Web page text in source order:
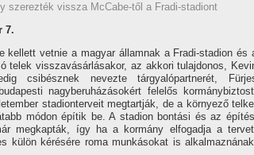
szerezték vissza McCabe-től a Fradi-stadiont
7.
kellett vetnie a magyar államnak a Fradi-stadion és
telek visszavásárlásakor, az akkori tulajdonos,
csibésznek nevezte tárgyalópartnerét,
nagyberuházásokért felelős
stadionterveit megtartják, de a környező
módon épí­tik be. A stadion bontási és az
megkapták, í­gy ha a kormány elfogadja a
külön kérésére roma munkásokat is